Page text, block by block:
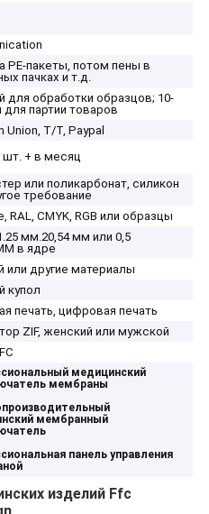
PE-пакеты, потом пены в
пачках и т.д.
для обработки образцов; 10-
для партии товаров
Union, T/T, Paypal
шт. + в месяц
или поликарбонат, силикон
требование
RAL, CMYK, RGB или образцы
мм.20,54 мм или 0,5
в ядре
или другие материалы
купол
печать, цифровая печать
ZIF, женский или мужской
медицинский
мембраны
мембранный
панель управления
изделий Ffc